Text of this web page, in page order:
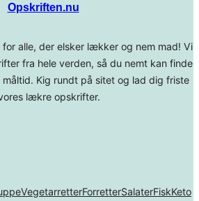
Opskriften.nu
alle, der elsker lækker og nem mad! Vi
fra hele verden, så du nemt kan finde
Kig rundt på sitet og lad dig friste
lækre opskrifter.
VegetarretterForretterSalaterFiskKeto